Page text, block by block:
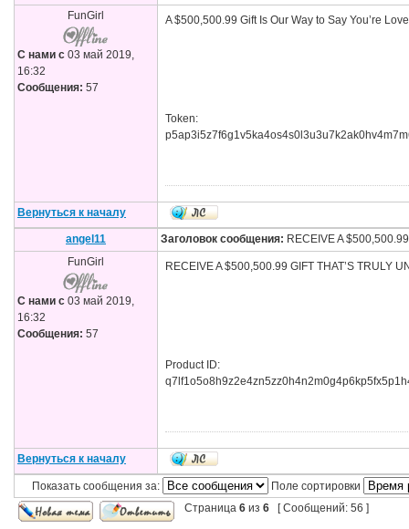
FunGirl
С нами с 03 май 2019,
16:32
Сообщения: 57
A $500,500.99 Gift Is Our Way to Say You’re
Token:
Вернуться к началу
angel11 Заголовок сообщения: RECEIVE A
FunGirl
С нами с 03 май 2019,
16:32
Сообщения: 57
RECEIVE A $500,500.99 GIFT THAT’S TRULY
Product ID:
Вернуться к началу
Показать сообщения за:
Поле сортировки
Страница 6 из 6 [ Сообщений: 56 ]